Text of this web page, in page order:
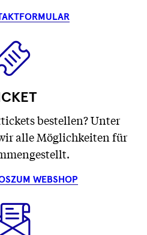
bestellen? Unter
alle Möglichkeiten für
ZUM WEBSHOP